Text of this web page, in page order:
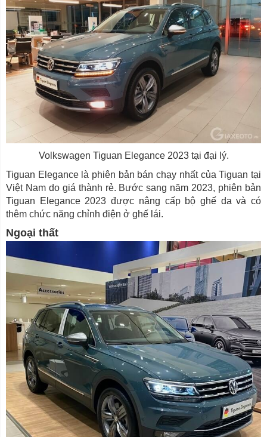
Volkswagen Tiguan Elegance 2023 tại đại lý.
Tiguan Elegance là phiên bản bán chạy nhất của Tiguan tại
Việt Nam do giá thành rẻ. Bước sang năm 2023, phiên bản
Tiguan Elegance 2023 được nâng cấp bộ ghế da và có
thêm chức năng chỉnh điện ở ghế lái.
Ngoại thất